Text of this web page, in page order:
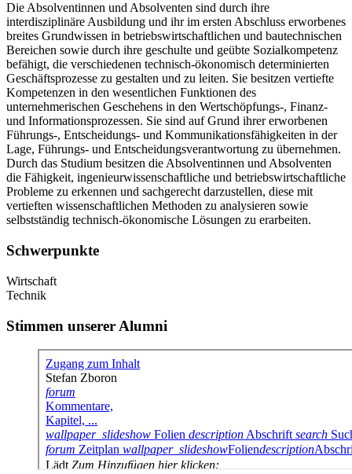
Die Absolventinnen und Absolventen sind durch ihre
interdisziplinäre Ausbildung und ihr im ersten Abschluss erworbenes
breites Grundwissen in betriebswirtschaftlichen und bautechnischen
Bereichen sowie durch ihre geschulte und geübte Sozialkompetenz
befähigt, die verschiedenen technisch-ökonomisch determinierten
Geschäftsprozesse zu gestalten und zu leiten. Sie besitzen vertiefte
Kompetenzen in den wesentlichen Funktionen des
unternehmerischen Geschehens in den Wertschöpfungs-, Finanz-
und Informationsprozessen. Sie sind auf Grund ihrer erworbenen
Führungs-, Entscheidungs- und Kommunikationsfähigkeiten in der
Lage, Führungs- und Entscheidungsverantwortung zu übernehmen.
Durch das Studium besitzen die Absolventinnen und Absolventen
die Fähigkeit, ingenieurwissenschaftliche und betriebswirtschaftliche
Probleme zu erkennen und sachgerecht darzustellen, diese mit
vertieften wissenschaftlichen Methoden zu analysieren sowie
selbstständig technisch-ökonomische Lösungen zu erarbeiten.
Schwerpunkte
Wirtschaft
Technik
Stimmen unserer Alumni